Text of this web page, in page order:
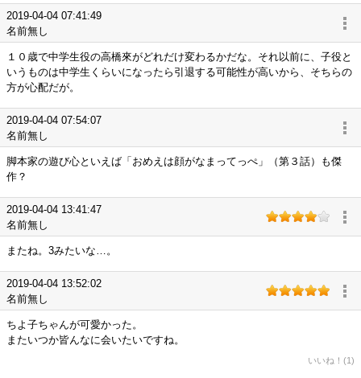
2019-04-04 07:41:49
名前無し
１０歳で中学生役の高橋來がどれだけ変わるかだな。それ以前に、子役と
いうものは中学生くらいになったら引退する可能性が高いから、そちらの
方が心配だが。
2019-04-04 07:54:07
名前無し
脚本家の遊び心といえば「おめえは顔がなまってっぺ」（第３話）も傑
作？
2019-04-04 13:41:47
名前無し
またね。3みたいな…。
2019-04-04 13:52:02
名前無し
ちよ子ちゃんが可愛かった。
またいつか皆んなに会いたいですね。
いいね！(1)